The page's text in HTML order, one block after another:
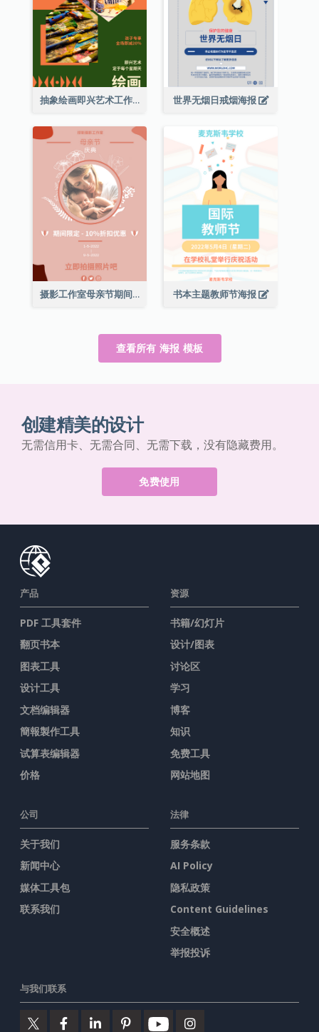
抽象绘画即兴艺术工作坊海报 世界无烟日戒烟海报
摄影工作室母亲节期间限定优惠宣传海报 书本主题教师节海报
查看所有 海报 模板
创建精美的设计
无需信用卡、无需合同、无需下载，没有隐藏费用。
免费使用
产品
PDF 工具套件
翻页书本
图表工具
设计工具
文档编辑器
簡報製作工具
试算表编辑器
价格
资源
书籍/幻灯片
设计/图表
讨论区
学习
博客
知识
免费工具
网站地图
公司
关于我们
新闻中心
媒体工具包
联系我们
法律
服务条款
AI Policy
隐私政策
Content Guidelines
安全概述
举报投诉
与我们联系